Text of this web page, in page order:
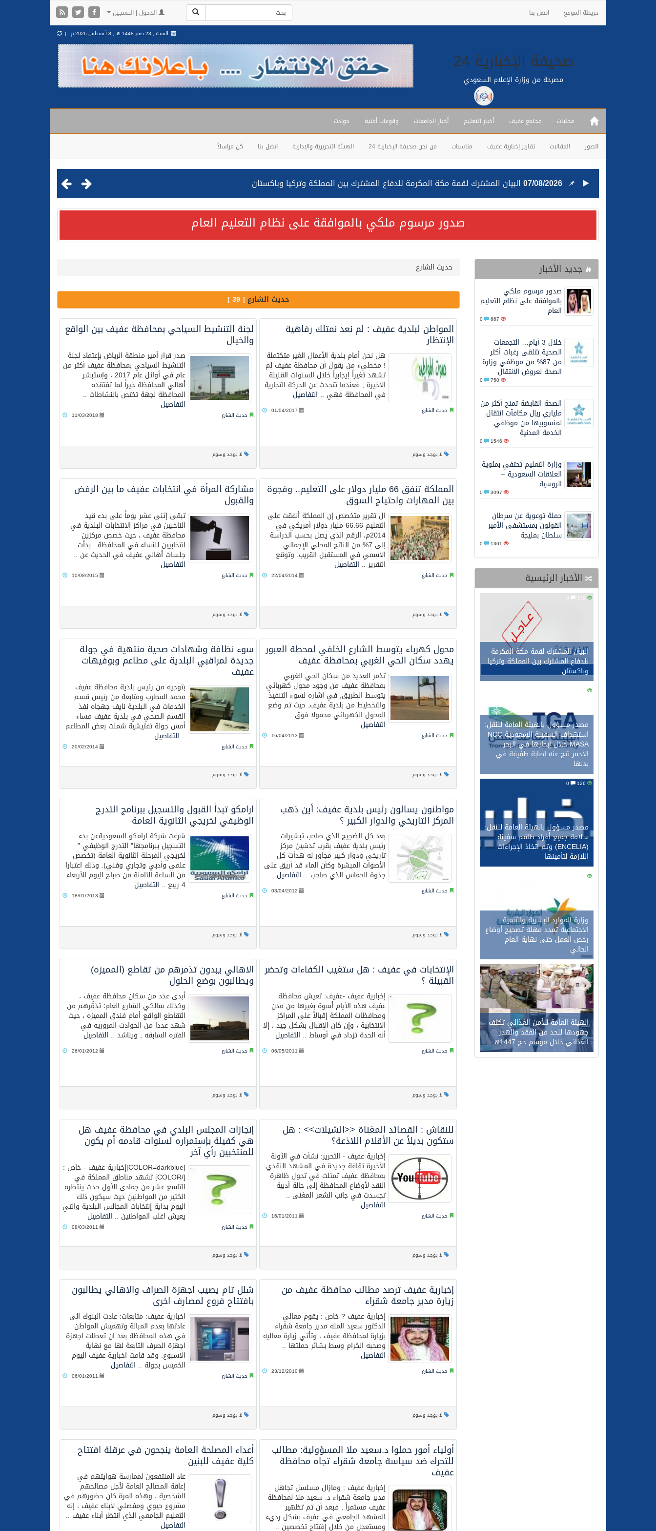
خريطة الموقع اتصل بنا الدخول | التسجيل
صحيفة الإخبارية 24
مصرحة من وزارة الإعلام السعودي
السبت , 23 صفر 1448 هـ , 8 أغسطس 2026 م |
محليات مجتمع عفيف أخبار التعليم أخبار الجامعات وقوعات أمنية حوادث
الصور المقالات تقارير إخبارية عفيف مناسبات من نحن صحيفة الإخبارية 24 الهيئة التحريرية والإدارية اتصل بنا كن مراسلاً
07/08/2026 البيان المشترك لقمة مكة المكرمة للدفاع المشترك بين المملكة وتركيا وباكستان
25/07/2026قيادة القوات المشتركة للتحالف: نفذنا عملية رد عسكري متناسبة لأهداف عسكرية مشروعة تابعة للمليشيا الحوثية الإرهابية في محافظة الحديدة
24/07/2026مصدر مسؤول بالهيئة العامة للنقل: استهداف السفينة السعودية NCC MASA خلال إبحارها في البحر الأحمر نتج عنه إصابة طفيفة في بدنها
24/07/2026
صدور مرسوم ملكي بالموافقة على نظام التعليم العام
23/07/2026مصدر مسؤول بالهيئة العامة للنقل: سلامة جميع أفراد طاقم سفينة (ENCELIA) وتم اتخاذ الإجراءات اللازمة لتأمينها
وزارة الموارد البشرية والتنمية الاجتماعية تمدد مهلة تصحيح أوضاع رخص العمل حتى نهاية العام الحالي
28/06/2026خلال 3 أيام… التجمعات الصحية تتلقى رغبات أكثر من 87% من موظفي وزارة الصحة لعروض الانتقال
سمو ولي العهد يتلقى اتصالًا هاتفيًا من رئيس الوزراء الباكستاني
27/05/2026الهيئة العامة للأمن الغذائي تكثف جهودها للحد من الفقد والهدر الغذائي خلال موسم حج 1447هـ
محافظ عفيف يؤدي صلاة عيد الأضحى
صدور مرسوم ملكي بالموافقة على نظام التعليم العام
جديد الأخبار
صدور مرسوم ملكي
بالموافقة على نظام التعليم
العام
667
خلال 3 أيام… التجمعات
الصحية تتلقى رغبات أكثر
من 87% من موظفي وزارة
الصحة لعروض الانتقال
750
الصحة القابضة تمنح أكثر من
ملياري ريال مكافآت انتقال
لمنسوبيها من موظفي
الخدمة المدنية
1546
وزارة التعليم تحتفي بمئوية
العلاقات السعودية –
الروسية
3097
حملة توعوية عن سرطان
القولون بمستشفى الأمير
سلطان بمليجة
1301
الأخبار الرئيسية
البيان المشترك لقمة مكة المكرمة
للدفاع المشترك بين المملكة وتركيا
وباكستان
137
مصدر مسؤول بالهيئة العامة للنقل:
استهداف السفينة السعودية NCC
MASA خلال إبحارها في البحر
الأحمر نتج عنه إصابة طفيفة في
بدنها
مصدر مسؤول بالهيئة العامة للنقل:
سلامة جميع أفراد طاقم سفينة
(ENCELIA) وتم اتخاذ الإجراءات
اللازمة لتأمينها
111
وزارة الموارد البشرية والتنمية
الاجتماعية تمدد مهلة تصحيح أوضاع
رخص العمل حتى نهاية العام
الحالي
92
0
الهيئة العامة للأمن الغذائي تكثف
جهودها للحد من الفقد والهدر
الغذائي خلال موسم حج 1447هـ
حديث الشارع
حديث الشارع [ 39 ]
لجنة التنشيط السياحي بمحافظة عفيف بين الواقع
والخيال
صدر قرار أمير منطقة الرياض بإعتماد لجنة
التنشيط السياحي بمحافظة عفيف أكثر من
عام في أوائل عام 2017 ، وإستبشر
أهالي المحافظة خيراً لما تفتقده
المحافظة لجهة تختص بالنشاطات ..
التفاصيل
حديث الشارع 11/03/2018
لا يوجد وسوم
المواطن لبلدية عفيف : لم نعد نمتلك رفاهية
الإنتظار
هل نحن أمام بلدية الأعمال الغير متكتملة
! مخطيء من يقول أن محافظة عفيف لم
تشهد تغيراً إيجابياً خلال السنوات القليلة
الأخيرة , فعندما تتحدث عن الحركة التجارية
في المحافظة فهي .. التفاصيل
حديث الشارع 01/04/2017
لا يوجد وسوم
مشاركة المرأة في انتخابات عفيف ما بين الرفض
والقبول
تبقى إثنى عشر يوماً على بدء قيد
الناخبين في مراكز الانتخابات البلدية في
محافظة عفيف ، حيث خصص مركزين
انتخابيين للنساء في المحافظة . بدأت
جلسات أهالي عفيف في الحديث عن ..
التفاصيل
حديث الشارع 10/08/2015
لا يوجد وسوم
المملكة تنفق 66 مليار دولار على التعليم.. وفجوة
بين المهارات واحتياج السوق
ال تقرير متخصص إن المملكة أنفقت على
التعليم 66.66 مليار دولار أمريكي في
2014م، الرقم الذي يصل بحسب الدراسة
إلى 7% من الناتج المحلي الإجمالي
الاسمي في المستقبل القريب. وتوقع
التقرير .. التفاصيل
حديث الشارع 22/04/2014
لا يوجد وسوم
سوء نظافة وشهادات صحية منتهية في جولة
جديدة لمراقبي البلدية على مطاعم وبوفيهات
عفيف
بتوجيه من رئيس بلدية محافظة عفيف
محمد المطرب ومتابعة من رئيس قسم
الخدمات في البلدية نايف جهجاه نفذ
القسم الصحي في بلدية عفيف مساء
أمس جولة تفتيشية شملت بعض المطاعم
.. التفاصيل
حديث الشارع 20/02/2014
لا يوجد وسوم
محول كهرباء يتوسط الشارع الخلفي لمحطة العبور
يهدد سكان الحي الغربي بمحافظة عفيف
تذمر العديد من سكان الحي الغربي
بمحافظة عفيف من وجود محول كهربائي
يتوسط الطريق, في اشاره لسوء التنفيذ
والتخطيط من بلدية عفيف, حيث تم وضع
المحول الكهربائي محمولا فوق ..
التفاصيل
حديث الشارع 16/04/2013
لا يوجد وسوم
ارامكو تبدأ القبول والتسجيل ببرنامج التدرج
الوظيفي لخريجي الثانوية العامة
شرعت شركة ارامكو السعوديةعن بدء
التسجيل ببرنامجها" التدرج الوظيفي "
لخريجي المرحلة الثانوية العامة (تخصص
علمي وأدبي وتجاري وفني). وذلك اعتبارا
من الساعة الثامنة من صباح اليوم الأربعاء
4 ربيع .. التفاصيل
حديث الشارع 18/01/2013
لا يوجد وسوم
مواطنون يسالون رئيس بلدية عفيف: أين ذهب
المركز التاريخي والدوار الكبير ؟
بعد كل الضجيج الذي صاحب تبشيرات
رئيس بلدية عفيف بقرب تدشين مركز
تاريخي ودوار كبير مجاور له هدأت كل
الأصوات المبشرة وكأن الماء قد أريق على
جذوة الحماس الذي صاحب .. التفاصيل
حديث الشارع 03/04/2012
لا يوجد وسوم
الاهالي يبدون تذمرهم من تقاطع (المميزه)
ويطالبون بوضع الحلول
أبدى عدد من سكان محافظة عفيف ،
وكذلك سالكي الشارع العام؛ تذمُّرهم من
التقاطع الواقع أمام فندق المميزه ، حيث
شهد عددا من الحوادث المروريه في
الفتره السابقه , ويناشد .. التفاصيل
حديث الشارع 26/01/2012
لا يوجد وسوم
الإنتخابات في عفيف : هل ستغيب الكفاءات وتحضر
القبيلة ؟
إخبارية عفيف -عفيف: تعيش محافظة
عفيف هذه الأيام أسوة بغيرها من مدن
ومحافظات المملكة إقبالاً على المراكز
الانتخابية ، وإن كان الإقبال بشكل جيد ، إلا
أنه الحدة تزداد في أوساط .. التفاصيل
حديث الشارع 06/05/2011
لا يوجد وسوم
إنجازات المجلس البلدي في محافظة عفيف هل
هي كفيلة بإستمراره لسنوات قادمه أم يكون
للمنتخبين رأي آخر
[COLOR=darkblue]إخبارية عفيف - خاص :
[/COLOR] تشهد مناطق المملكة في
التاسع عشر من جمادى الأول حدث ينتظره
الكثير من المواطنين حيث سيكون ذلك
اليوم بداية إنتخابات المجالس البلدية والتي
يعيش اغلب المواطنين .. التفاصيل
حديث الشارع 08/03/2011
لا يوجد وسوم
للنقاش : القصائد المغناة <<الشيلات>> : هل
ستكون بديلاً عن الأقلام اللاذعة؟
إخبارية عفيف - التحرير: نشأت في الآونة
الأخيرة ثقافة جديدة في المشهد النقدي
بمحافظة عفيف تمثلت في تحول ظاهرة
النقد لأوضاع المحافظة إلى حالة أدبية
تجسدت في جانب الشعر المغنى ..
التفاصيل
حديث الشارع 16/01/2011
لا يوجد وسوم
شلل تام يصيب اجهزة الصراف والاهالي يطالبون
بافتتاح فروع لمصارف اخرى
اخبارية عفيف: متابعات: عادت البنوك الى
عادتها بعدم المبالة وتهميش المواطن
في هذه المحافظة بعد ان تعطلت اجهزة
اجهزة الصرف التابعة لها مع نهاية
الاسبوع. وقد قامت اخبارية عفيف اليوم
الخميس بجولة .. التفاصيل
حديث الشارع 06/01/2011
لا يوجد وسوم
إخبارية عفيف ترصد مطالب محافظة عفيف من
زيارة مدير جامعة شقراء
إخبارية عفيف ? خاص : يقوم معالي
الدكتور سعيد المله مدير جامعة شقراء
بزيارة لمحافظة عفيف ، وتأتي زيارة معاليه
وصحبه الكرام وسط بشائر حملتها ..
التفاصيل
حديث الشارع 23/12/2010
لا يوجد وسوم
أعداء المصلحة العامة ينجحون في عرقلة افتتاح
كلية عفيف للبنين
عاد المنتفعون لممارسة هوايتهم في
إعاقة المصالح العامة لأجل مصالحهم
الشخصية ، وهذه المرة كان حضورهم في
مشروع حيوي ومفصلي لأبناء عفيف ، إنه
التعليم الجامعي الذي انتظر أبناء عفيف ..
التفاصيل
أولياء أمور حملوا د.سعيد ملا المسؤولية: مطالب
للتحرك ضد سياسة جامعة شقراء تجاه محافظة
عفيف
إخبارية عفيف : ومازال مسلسل تجاهل
مدير جامعة شقراء د. سعيد ملا لمحافظة
عفيف مستمراً , فبعد أن تم تظهير
المشهد الجامعي في عفيف بشكل رديء
ومستعجل من خلال إفتتاح تخصصين ..